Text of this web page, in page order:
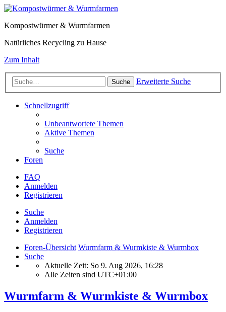
Kompostwürmer & Wurmfarmen
Natürliches Recycling zu Hause
Zum Inhalt
Suche Erweiterte Suche
Schnellzugriff
Unbeantwortete Themen
Aktive Themen
Suche
Foren
FAQ
Anmelden
Registrieren
Suche
Anmelden
Registrieren
Foren-Übersicht Wurmfarm & Wurmkiste & Wurmbox
Suche
Aktuelle Zeit: So 9. Aug 2026, 16:28
Alle Zeiten sind UTC+01:00
Wurmfarm & Wurmkiste & Wurmbox